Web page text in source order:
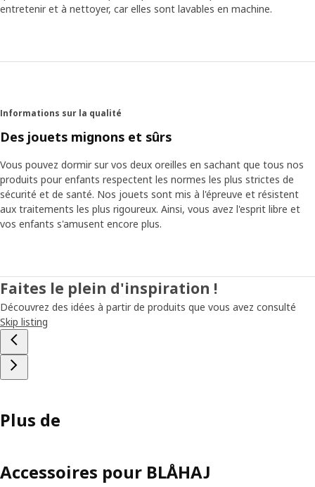
contrôles de sécurité encore plus systématiques. Nous
importantes et à la décision de ne plus utiliser aucun oeil
sûrs, mais nous nous sommes aussi rendu compte qu’ils
designer Annie Huldén acquiesce : « Les yeux d’une peluche
sont très importants et ceux en plastique paraissent trop
symétriques et sans vie, tandis qu’avec des yeux brodés il
est plus facile de varier le design, la taille des pupilles et les
cils. » Les peluches de l’assortiment IKEA des petits sont
entretenir et à nettoyer, car elles sont lavables en machine.
Informations sur la qualité
Des jouets mignons et sûrs
Vous pouvez dormir sur vos deux oreilles en sachant que tous nos
produits pour enfants respectent les normes les plus strictes de
sécurité et de santé. Nos jouets sont mis à l'épreuve et résistent
aux traitements les plus rigoureux. Ainsi, vous avez l'esprit libre et
vos enfants s'amusent encore plus.
Faites le plein d'inspiration !
Découvrez des idées à partir de produits que vous avez consulté
Skip listing
Plus de
Accessoires pour BLÅHAJ